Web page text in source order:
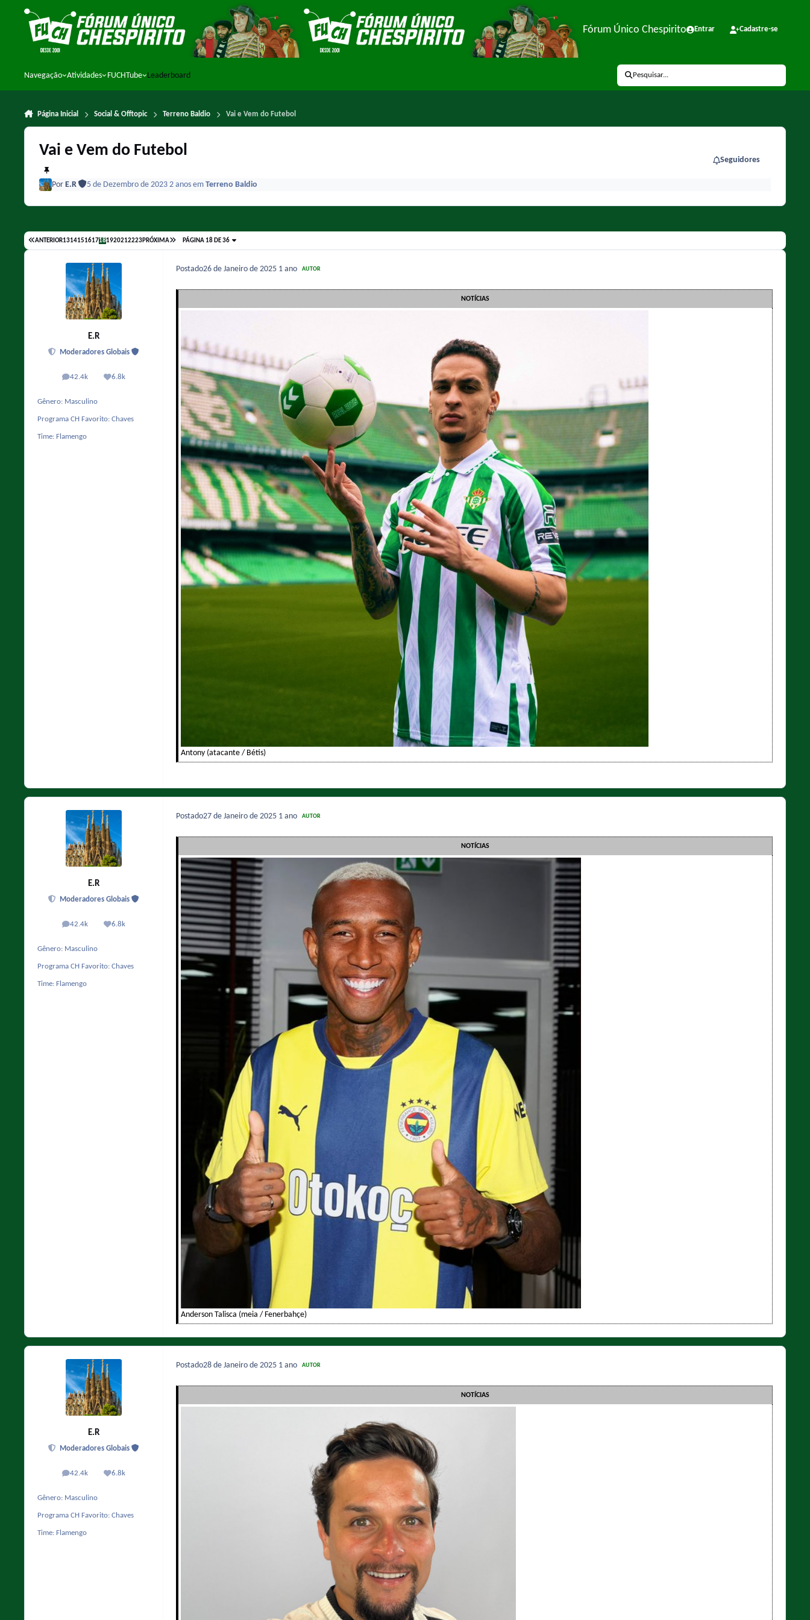
Ir para conteúdo
Fórum Único Chespirito Entrar Cadastre-se
Navegação Atividades FUCHTube Leaderboard Pesquisar...
Página Inicial Social & Offtopic Terreno Baldio Vai e Vem do Futebol
Vai e Vem do Futebol
Seguidores
Por E.R 5 de Dezembro de 2023 2 anos em Terreno Baldio
ANTERIOR1314151617181920212223PRÓXIMA PÁGINA 18 DE 36
E.R
Moderadores Globais
42.4k
posts 6.8k
Reputação
Gênero: Masculino
Programa CH Favorito: Chaves
Time: Flamengo
Postado26 de Janeiro de 2025 1 ano AUTOR
NOTÍCIAS
Antony (atacante / Bétis)
E.R
Moderadores Globais
42.4k
posts 6.8k
Reputação
Gênero: Masculino
Programa CH Favorito: Chaves
Time: Flamengo
Postado27 de Janeiro de 2025 1 ano AUTOR
NOTÍCIAS
Anderson Talisca (meia / Fenerbahçe)
E.R
Moderadores Globais
42.4k
posts 6.8k
Reputação
Gênero: Masculino
Programa CH Favorito: Chaves
Time: Flamengo
Postado28 de Janeiro de 2025 1 ano AUTOR
NOTÍCIAS